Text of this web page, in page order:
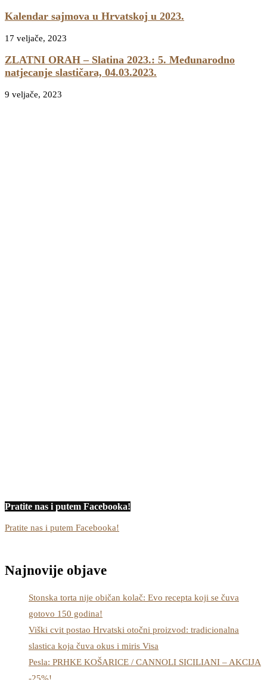
Kalendar sajmova u Hrvatskoj u 2023.
17 veljače, 2023
ZLATNI ORAH – Slatina 2023.: 5. Međunarodno
natjecanje slastičara, 04.03.2023.
9 veljače, 2023
Pratite nas i putem Facebooka!
Pratite nas i putem Facebooka!
Najnovije objave
Stonska torta nije običan kolač: Evo recepta koji se čuva
gotovo 150 godina!
Viški cvit postao Hrvatski otočni proizvod: tradicionalna
slastica koja čuva okus i miris Visa
Pesla: PRHKE KOŠARICE / CANNOLI SICILIANI – AKCIJA